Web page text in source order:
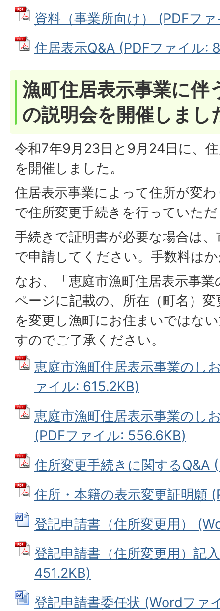
資料（事業所向け） (PDFファ
住居表示Q&A (PDFファイル:
漁町住居表示事業に伴
の説明会を開催しまし
令和7年9月23日と9月24日に、
を開催しました。
住居表示事業によって住所が変
で住所変更手続きを行っていた
手続きで証明書が必要な場合は
で申請してください。手数料は
なお、「恵庭市漁町住居表示事
ページに記載の、所在（町名）
を変更し漁町にお住まいではな
すのでご了承ください。
恵庭市漁町住居表示事業のし
ァイル: 615.2KB)
恵庭市漁町住居表示事業のし
(PDFファイル: 556.6KB)
住所変更手続きに関するQ&A
住所・本籍の表示変更証明願
登記申請書（住所変更用）
登記申請書（住所変更用）記
451.2KB)
登記申請書委任状 (Wordファ